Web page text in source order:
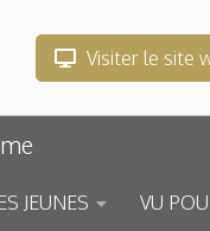
Visiter le site
JEUNES VU